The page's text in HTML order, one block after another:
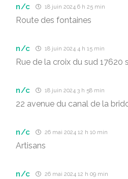
n/c 18 juin 2024 6 h 25 min
Route des fontaines
n/c 18 juin 2024 4 h 15 min
Rue de la croix du sud 17620
n/c 18 juin 2024 3 h 58 min
22 avenue du canal de la
n/c 26 mai 2024 12 h 10 min
Artisans
n/c 26 mai 2024 12 h 09 min